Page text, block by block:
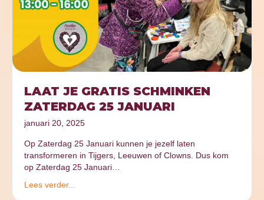
LAAT JE GRATIS SCHMINKEN
ZATERDAG 25 JANUARI
januari 20, 2025
Op Zaterdag 25 Januari kunnen je jezelf laten
transformeren in Tijgers, Leeuwen of Clowns. Dus kom
op Zaterdag 25 Januari…
Lees verder...